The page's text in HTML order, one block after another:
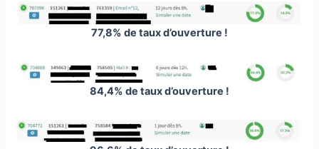
77,8% de taux d’ouverture !
84,4% de taux d’ouverture !